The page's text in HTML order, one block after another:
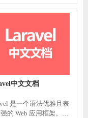
中文文档
是一个语法优雅且表
的 Web 应用框架。W